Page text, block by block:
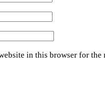
in this browser for